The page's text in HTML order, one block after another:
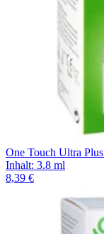
One Touch Ultra
Inhalt: 3.8 ml
8,39 €